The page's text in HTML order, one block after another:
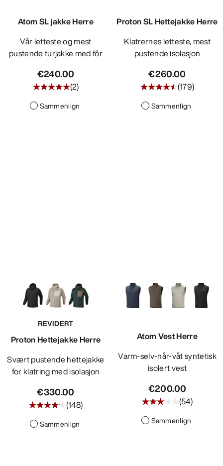
Atom SL jakke Herre
Vår letteste og mest
pustende turjakke med fôr
€240.00
(2)
Sammenlign
Proton SL Hettejakke Herre
Klatrernes letteste, mest
pustende isolasjon
€260.00
(179)
Sammenlign
REVIDERT
Proton Hettejakke Herre
Svært pustende hettejakke
for klatring med isolasjon
€330.00
(148)
Sammenlign
Atom Vest Herre
Varm-selv-når-våt syntetisk
isolert vest
€200.00
(54)
Sammenlign